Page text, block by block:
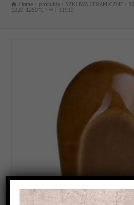
Home produkty SZKLIWA CERAMICZNE
1220-1250*C WT-11510